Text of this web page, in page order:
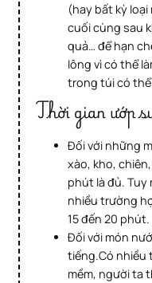
(hay bất kỳ
cuối cùng sau
quả… để hạn
lông vì có thể
trong túi có
Thời gian ướp
Đối với những món thông thường như món rim,
xào, kho,
phút là đủ. Tuy
nhiều trường
15 đến 20 phút.
Đối với món nướng, có thời gian ướp từ 2 đến 3
tiếng.Có nhiều
mềm, người ta